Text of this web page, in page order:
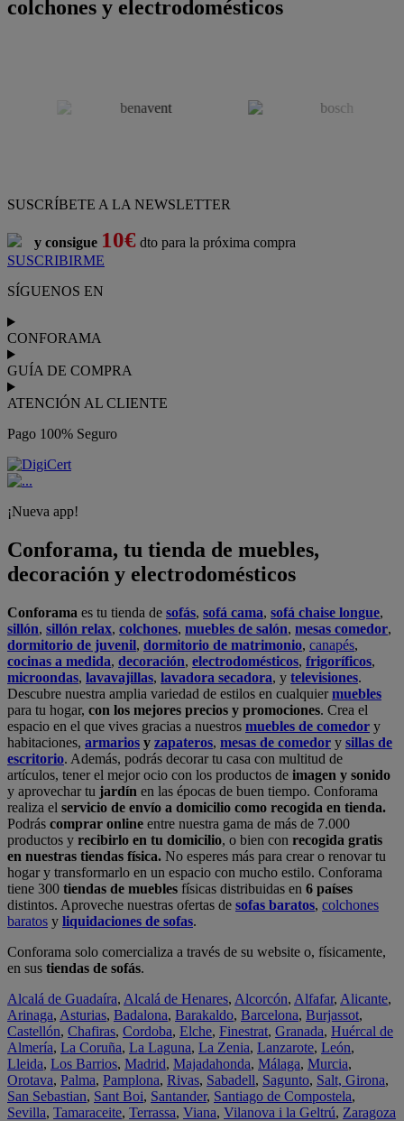
colchones y electrodomésticos
SUSCRÍBETE A LA NEWSLETTER
y consigue 10€ dto para la próxima compra
SUSCRIBIRME
SÍGUENOS EN
CONFORAMA
GUÍA DE COMPRA
ATENCIÓN AL CLIENTE
Pago 100% Seguro
¡Nueva app!
Conforama, tu tienda de muebles,
decoración y electrodomésticos
Conforama es tu tienda de sofás, sofá cama, sofá chaise longue,
sillón, sillón relax, colchones, muebles de salón, mesas comedor,
dormitorio de juvenil, dormitorio de matrimonio, canapés,
cocinas a medida, decoración, electrodomésticos, frigoríficos,
microondas, lavavajillas, lavadora secadora, y televisiones.
Descubre nuestra amplia variedad de estilos en cualquiermuebles
para tu hogar, con los mejores precios y promociones. Crea el
espacio en el que vives gracias a nuestros muebles de comedor y
habitaciones, armarios y zapateros, mesas de comedor y sillas de
escritorio. Además, podrás decorar tu casa con multitud de
artículos, tener el mejor ocio con los productos de imagen y sonido
y aprovechar tu jardín en las épocas de buen tiempo. Conforama
realiza el servicio de envío a domicilio como recogida en tienda.
Podrás comprar online entre nuestra gama de más de 7.000
productos y recibirlo en tu domicilio, o bien con recogida gratis
en nuestras tiendas física. No esperes más para crear o renovar tu
hogar y transformarlo en un espacio con mucho estilo. Conforama
tiene 300 tiendas de muebles físicas distribuidas en 6 países
distintos. Aproveche nuestras ofertas de sofas baratos, colchones
baratos y liquidaciones de sofas.
Conforama solo comercializa a través de su website o, físicamente,
en sus tiendas de sofás.
Alcalá de Guadaíra, Alcalá de Henares, Alcorcón, Alfafar, Alicante,
Arinaga, Asturias, Badalona, Barakaldo, Barcelona, Burjassot,
Castellón, Chafiras, Cordoba, Elche, Finestrat, Granada, Huércal de
Almería, La Coruña, La Laguna, La Zenia, Lanzarote, León,
Lleida, Los Barrios, Madrid, Majadahonda, Málaga, Murcia,
Orotava, Palma, Pamplona, Rivas, Sabadell, Sagunto, Salt, Girona,
San Sebastian, Sant Boi, Santander, Santiago de Compostela,
Sevilla, Tamaraceite, Terrassa, Viana, Vilanova i la Geltrú, Zaragoza